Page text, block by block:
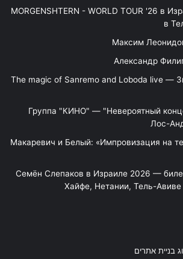
MORGENSHTERN - WORLD TOUR '26 в
в
Максим
Александр
"The magic of Sanremo and Loboda live —
Группа "КИНО" — "Невероятный
Лос-
Макаревич и Белый: «Импровизация на
Семён Слепаков в Израиле 2026 —
Хайфе, Нетании, Тель-Авиве